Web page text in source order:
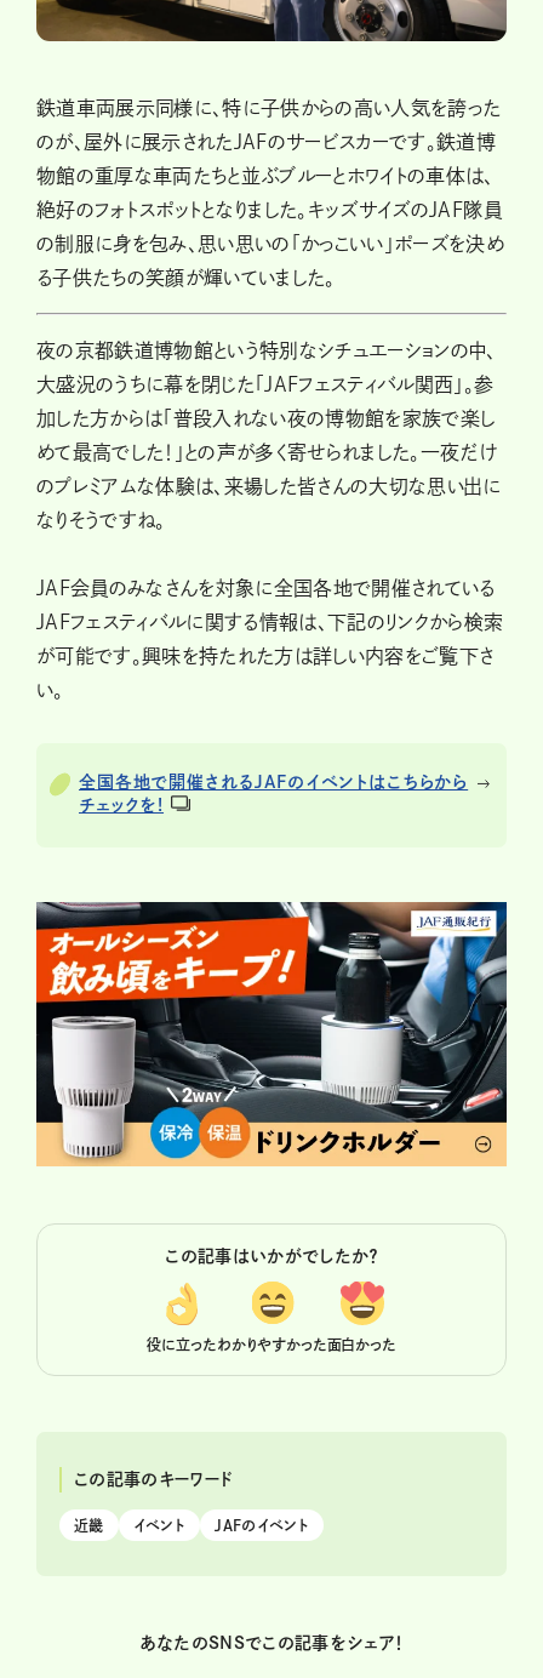
鉄道車両展示同様に、特に子供からの高い人気を誇った
のが、屋外に展示されたJAFのサービスカーです。鉄道博
物館の重厚な車両たちと並ぶブルーとホワイトの車体は、
絶好のフォトスポットとなりました。キッズサイズのJAF隊員
の制服に身を包み、思い思いの「かっこいい」ポーズを決め
る子供たちの笑顔が輝いていました。
夜の京都鉄道博物館という特別なシチュエーションの中、
大盛況のうちに幕を閉じた「JAFフェスティバル関西」。参
加した方からは「普段入れない夜の博物館を家族で楽し
めて最高でした！」との声が多く寄せられました。一夜だけ
のプレミアムな体験は、来場した皆さんの大切な思い出に
なりそうですね。
JAF会員のみなさんを対象に全国各地で開催されている
JAFフェスティバルに関する情報は、下記のリンクから検索
が可能です。興味を持たれた方は詳しい内容をご覧下さ
い。
全国各地で開催されるJAFのイベントはこちらから
チェックを!
この記事はいかがでしたか？
役に立ったわかりやすかった面白かった
この記事のキーワード
近畿 イベント JAFのイベント
あなたのSNSでこの記事をシェア！